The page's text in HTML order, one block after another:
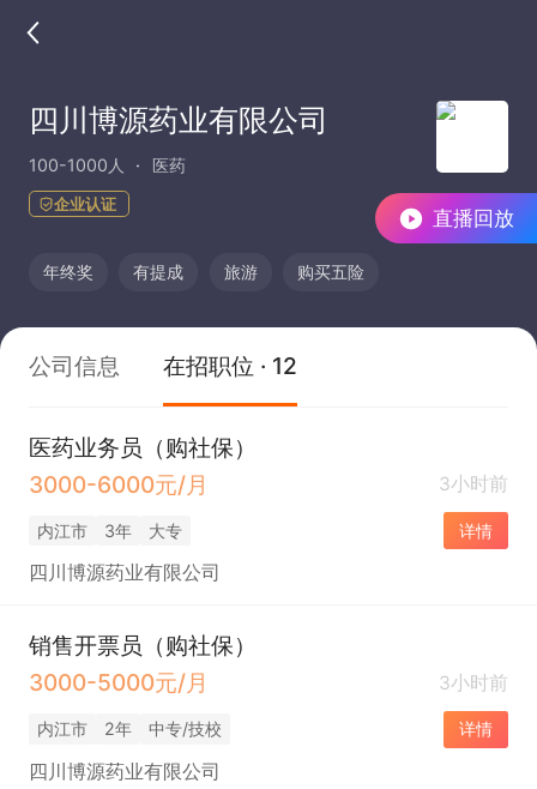
直播回放
四川博源药业有限公司
100-1000人 医药
企业认证
年终奖 有提成 旅游 购买五险
公司信息 在招职位 · 12
医药业务员（购社保）
3000-6000元/月
3小时前
内江市 3年 大专 详情
四川博源药业有限公司
销售开票员（购社保）
3000-5000元/月
3小时前
内江市 2年 中专/技校 详情
四川博源药业有限公司